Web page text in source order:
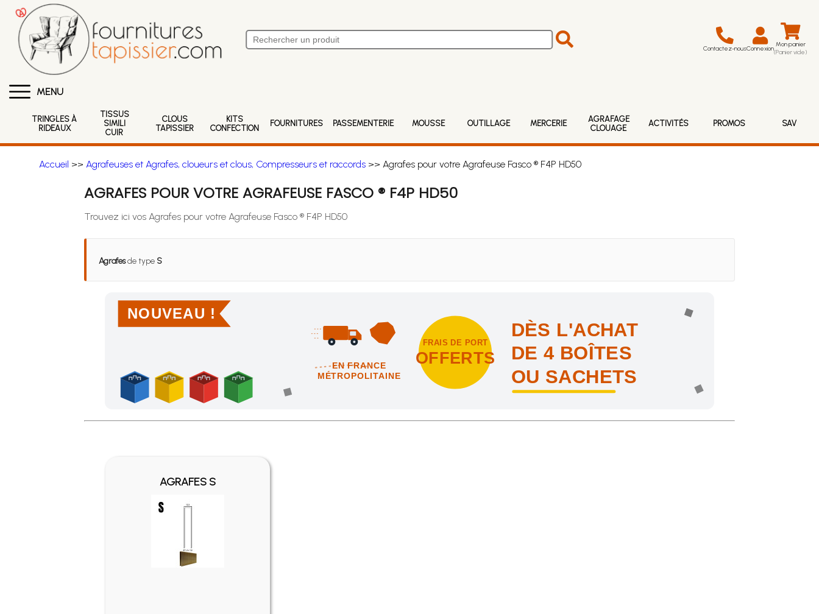
Contactez-nousConnexion Mon panier
(Panier vide)
MENU
TRINGLES À
RIDEAUX
TISSUS
SIMILI
CUIR
CLOUS
TAPISSIER
KITS
CONFECTION
FOURNITURES PASSEMENTERIE MOUSSE OUTILLAGE MERCERIE
AGRAFAGE
CLOUAGE
ACTIVITÉS PROMOS SAV
Accueil >> Agrafeuses et Agrafes, cloueurs et clous, Compresseurs et raccords>> Agrafes pour votre Agrafeuse Fasco ® F4P HD50
AGRAFES POUR VOTRE AGRAFEUSE FASCO ® F4P HD50
Trouvez ici vos Agrafes pour votre Agrafeuse Fasco ® F4P HD50
Agrafesde type S
NOUVEAU !
EN FRANCE
MÉTROPOLITAINE
FRAIS DE PORT
OFFERTS
DÈS L'ACHAT
DE 4 BOÎTES
OU SACHETS
Achetez 4 sachets ou boîtes d'agrafes ou de pointes et nous vous offrons les frais de port en France métropolitaine !
AGRAFES S